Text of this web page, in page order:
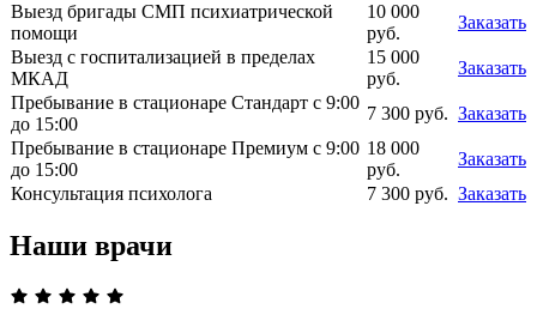
Выезд бригады СМП психиатрической
помощи
10 000
руб.
Заказать
Выезд с госпитализацией в пределах
МКАД
15 000
руб.
Заказать
Пребывание в стационаре Стандарт с 9:00
до 15:00
7 300 руб. Заказать
Пребывание в стационаре Премиум с 9:00
до 15:00
18 000
руб.
Заказать
Консультация психолога
7 300 руб. Заказать
Наши врачи